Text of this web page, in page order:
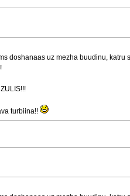
doshanaas uz mezha buudinu,
turbiina!!